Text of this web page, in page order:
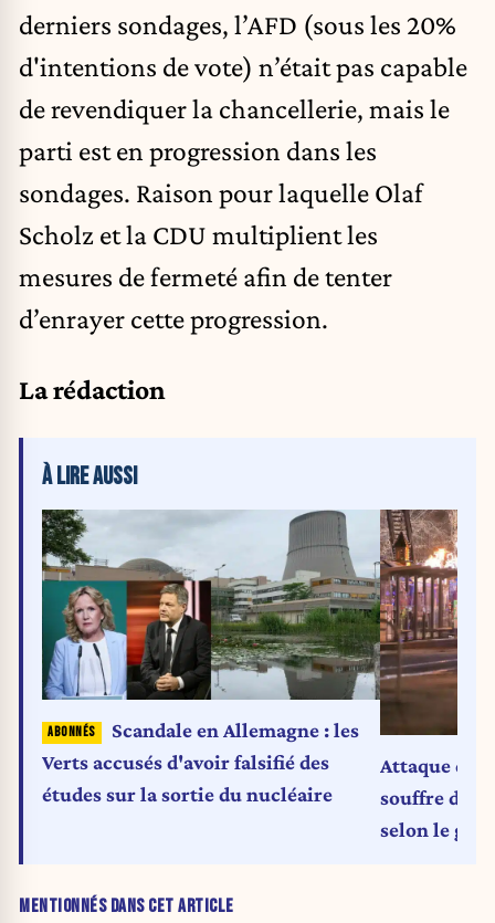
derniers sondages, l’AFD (sous les 20%
d'intentions de vote) n’était pas capable
de revendiquer la chancellerie, mais le
parti est en progression dans les
sondages. Raison pour laquelle Olaf
Scholz et la CDU multiplient les
mesures de fermeté afin de tenter
d’enrayer cette progression.
La rédaction
MENTIONNÉS DANS CET ARTICLE
À LIRE AUSSI
Scandale en Allemagne : les
Verts accusés d'avoir falsifié des
études sur la sortie du nucléaire
Attaque de
souffre de
selon le